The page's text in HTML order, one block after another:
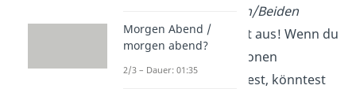
Hallo ihr beiden/Beiden
kennst du dich jetzt aus! Wenn du
mehr als zwei Personen
ansprechen möchtest, könntest
Morgen Abend /
morgen abend?
2/3 – Dauer: 01:35